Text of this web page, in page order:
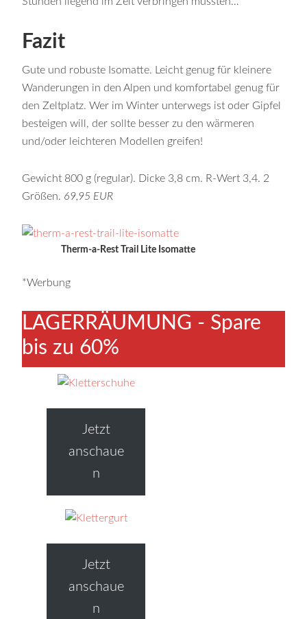
Fazit
Gute und robuste Isomatte. Leicht genug für kleinere
Wanderungen in den Alpen und komfortabel genug für
den Zeltplatz. Wer im Winter unterwegs ist oder Gipfel
besteigen will, der sollte besser zu den wärmeren
und/oder leichteren Modellen greifen!
Gewicht 800 g (regular). Dicke 3,8 cm. R-Wert 3,4. 2
Größen. 69,95 EUR
Therm-a-Rest Trail Lite Isomatte
*Werbung
LAGERRÄUMUNG - Spare
bis zu 60%
Jetzt
anschaue
n
Jetzt
anschaue
n